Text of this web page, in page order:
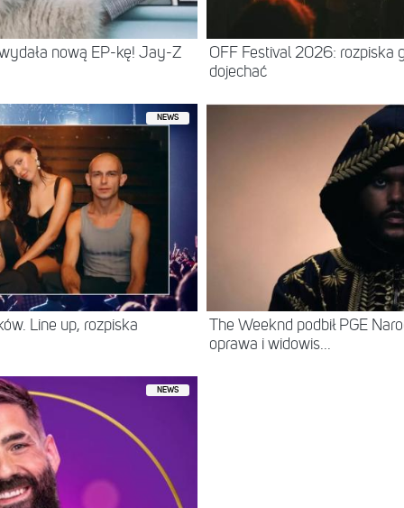
nową EP-kę! Jay-Z
OFF Festival 2026: rozpiska
dojechać
NEWS
Line up, rozpiska
The Weeknd podbił PGE
oprawa i widowis...
NEWS